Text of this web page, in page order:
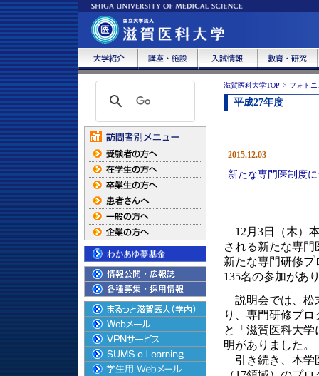
滋賀医科大学TOP > フォト
平成27年度
2015.12.03
新たな専門医制度
12月3日（木）
される新たな専
新たな専門研修
135名の参加があ
説明会では、松
り、専門研修プ
と「滋賀医科大
明がありました。
引き続き、本学